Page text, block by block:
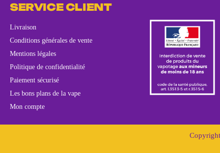
SERVICE CLIENT
Livraison
Conditions générales de vente
Mentions légales
Politique de confidentialité
Paiement sécurisé
Les bons plans de la vape
Mon compte